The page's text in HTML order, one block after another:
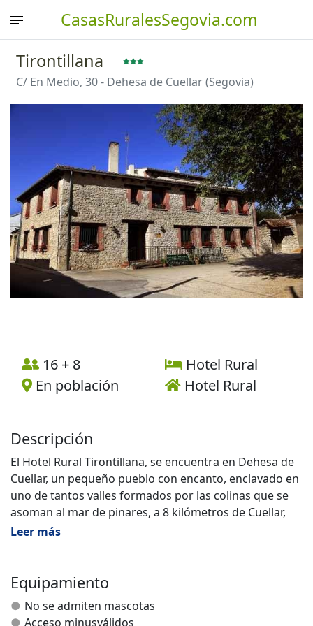
CasasRuralesSegovia.com
Tirontillana
C/ En Medio, 30 - Dehesa de Cuellar(Segovia)
16 + 8
Hotel Rural
En población
Hotel Rural
Descripción
El Hotel Rural Tirontillana, se encuentra en Dehesa de
Cuellar, un pequeño pueblo con encanto, enclavado en
uno de tantos valles formados por las colinas que se
asoman al mar de pinares, a 8 kilómetros de Cuellar,
núcleo de la comarca de la tierra de pinares segoviana.
acogedoras habitaciones, cada una de las cuales ha
sido bautizada con un topónimo de la zona: "Las
Pedrezuelas", "Viñas Viejas", "La Navazuela", "Los
Leer más
Equipamiento
No se admiten mascotas
Acceso minusválidos